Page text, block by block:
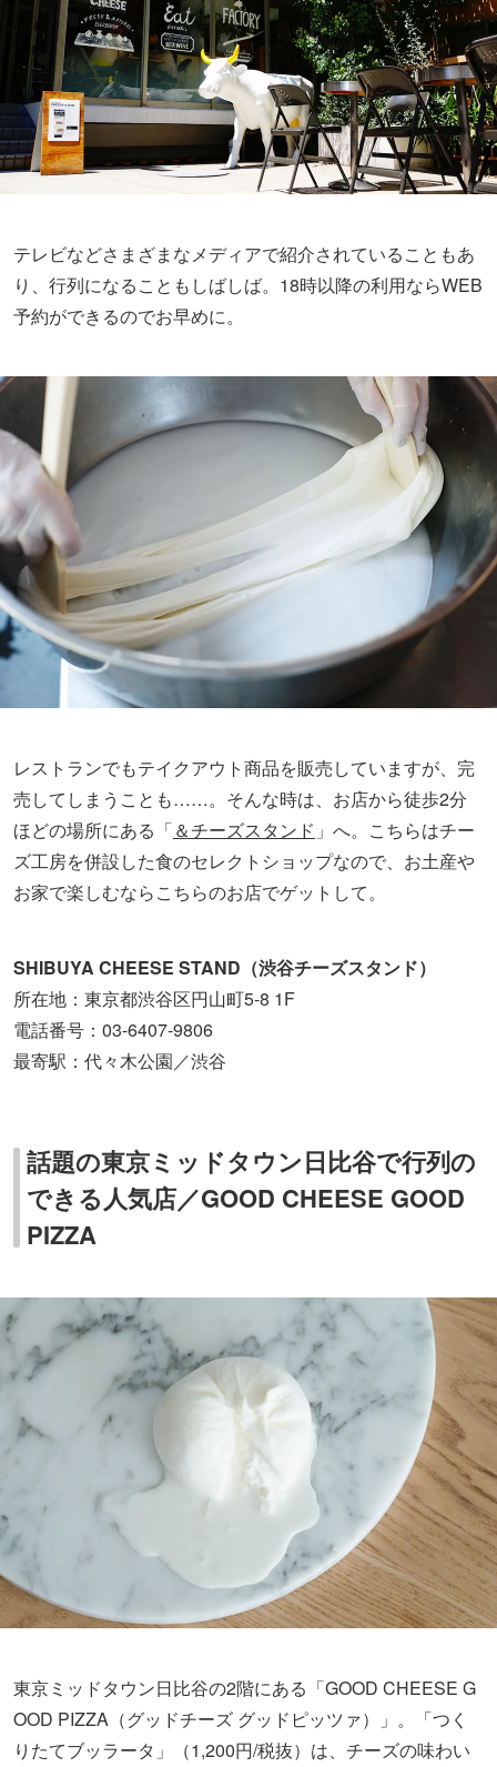
テレビなどさまざまなメディアで紹介されていることもあ
り、行列になることもしばしば。18時以降の利用ならWEB
予約ができるのでお早めに。
レストランでもテイクアウト商品を販売していますが、完
売してしまうことも……。そんな時は、お店から徒歩2分
ほどの場所にある「＆チーズスタンド 」へ。こちらはチー
ズ工房を併設した食のセレクトショップなので、お土産や
お家で楽しむならこちらのお店でゲットして。
SHIBUYA CHEESE STAND（渋谷チーズスタンド）
所在地：東京都渋谷区円山町5-8 1F
電話番号：03-6407-9806
最寄駅：代々木公園／渋谷
話題の東京ミッドタウン日比谷で行列の
できる人気店／GOOD CHEESE GOOD
PIZZA
東京ミッドタウン日比谷の2階にある「GOOD CHEESE G
OOD PIZZA（グッドチーズ グッドピッツァ）」。「つく
りたてブッラータ」（1,200円/税抜）は、チーズの味わい